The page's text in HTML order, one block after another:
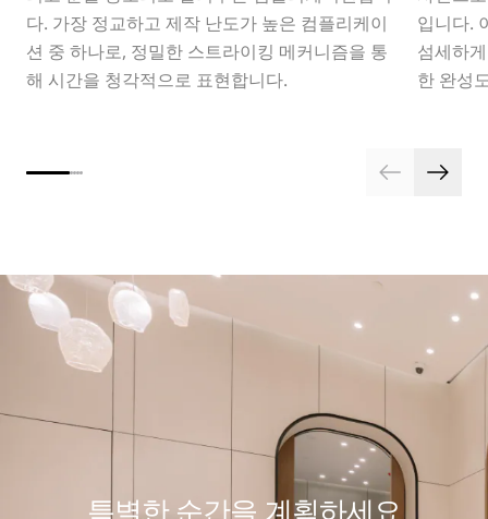
다. 가장 정교하고 제작 난도가 높은 컴플리케이
션 중 하나로, 정밀한 스트라이킹 메커니즘을 통
해 시간을 청각적으로 표현합니다.
입니다.
섬세하
한 완성
특별한 순간을 계획하세요